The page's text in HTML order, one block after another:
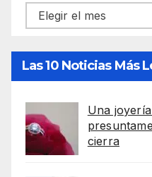
Archivos
Las 10 Noticias Más
Una
cierra